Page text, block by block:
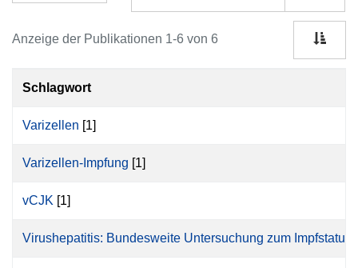
Anzeige der Publikationen 1-6 von 6
Schlagwort
Varizellen [1]
Varizellen-Impfung [1]
vCJK [1]
Virushepatitis: Bundesweite Untersuchung zum